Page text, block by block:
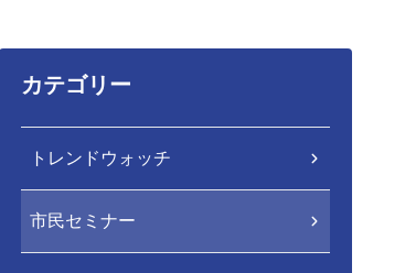
カテゴリー
トレンドウォッチ
市民セミナー